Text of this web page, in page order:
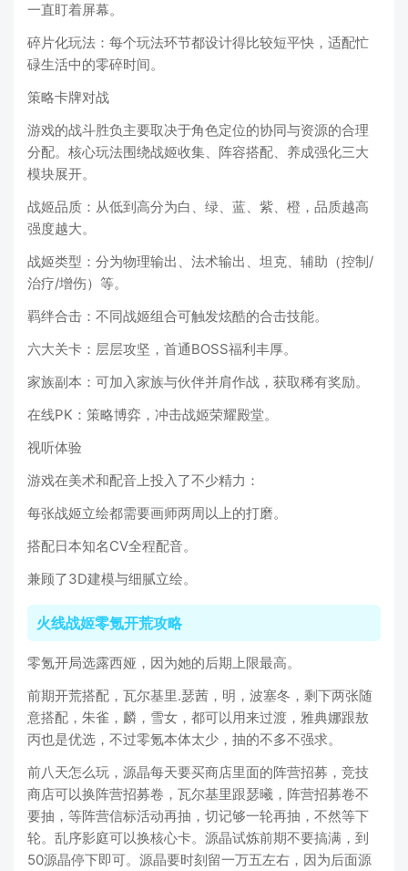
一直盯着屏幕。
碎片化玩法：每个玩法环节都设计得比较短平快，适配忙
碌生活中的零碎时间。
策略卡牌对战
游戏的战斗胜负主要取决于角色定位的协同与资源的合理
分配。核心玩法围绕战姬收集、阵容搭配、养成强化三大
模块展开。
战姬品质：从低到高分为白、绿、蓝、紫、橙，品质越高
强度越大。
战姬类型：分为物理输出、法术输出、坦克、辅助（控制/
治疗/增伤）等。
羁绊合击：不同战姬组合可触发炫酷的合击技能。
六大关卡：层层攻坚，首通BOSS福利丰厚。
家族副本：可加入家族与伙伴并肩作战，获取稀有奖励。
在线PK：策略博弈，冲击战姬荣耀殿堂。
视听体验
游戏在美术和配音上投入了不少精力：
每张战姬立绘都需要画师两周以上的打磨。
搭配日本知名CV全程配音。
兼顾了3D建模与细腻立绘。
火线战姬零氪开荒攻略
零氪开局选露西娅，因为她的后期上限最高。
前期开荒搭配，瓦尔基里.瑟茜，明，波塞冬，剩下两张随
意搭配，朱雀，麟，雪女，都可以用来过渡，雅典娜跟敖
丙也是优选，不过零氪本体太少，抽的不多不强求。
前八天怎么玩，源晶每天要买商店里面的阵营招募，竞技
商店可以换阵营招募卷，瓦尔基里跟瑟曦，阵营招募卷不
要抽，等阵营信标活动再抽，切记够一轮再抽，不然等下
轮。乱序影庭可以换核心卡。源晶试炼前期不要搞满，到
50源晶停下即可。源晶要时刻留一万五左右，因为后面源